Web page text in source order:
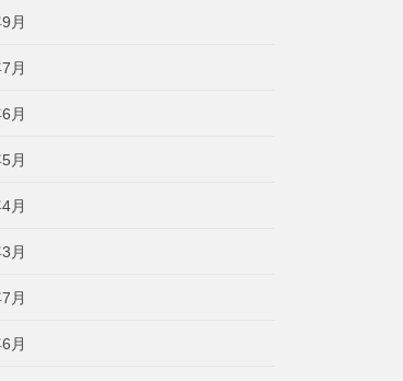
月
月
月
月
月
月
月
月